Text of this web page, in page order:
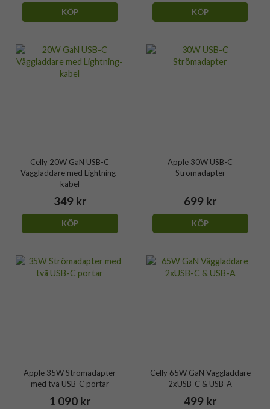
KÖP KÖP
Celly 20W GaN USB-C
Väggladdare med Lightning-
kabel
349 kr
KÖP
Apple 30W USB-C
Strömadapter
699 kr
KÖP
Apple 35W Strömadapter
med två USB-C portar
1 090 kr
Celly 65W GaN Väggladdare
2xUSB-C & USB-A
499 kr